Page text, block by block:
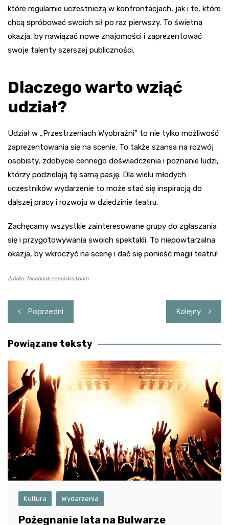
które regularnie uczestniczą w konfrontacjach, jak i te, które
chcą spróbować swoich sił po raz pierwszy. To świetna
okazja, by nawiązać nowe znajomości i zaprezentować
swoje talenty szerszej publiczności.
Dlaczego warto wziąć
udział?
Udział w „Przestrzeniach Wyobraźni” to nie tylko możliwość
zaprezentowania się na scenie. To także szansa na rozwój
osobisty, zdobycie cennego doświadczenia i poznanie ludzi,
którzy podzielają tę samą pasję. Dla wielu młodych
uczestników wydarzenie to może stać się inspiracją do
dalszej pracy i rozwoju w dziedzinie teatru.
Zachęcamy wszystkie zainteresowane grupy do zgłaszania
się i przygotowywania swoich spektakli. To niepowtarzalna
okazja, by wkroczyć na scenę i dać się ponieść magii teatru!
Źródło: facebook.com/ckis.konin
Nawigacja
wpisu
Poprzedni Kolejny
Powiązane teksty
Kultura Wydarzenia
Pożegnanie lata na Bulwarze